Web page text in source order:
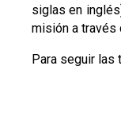
siglas en
misión a través
Para seguir las